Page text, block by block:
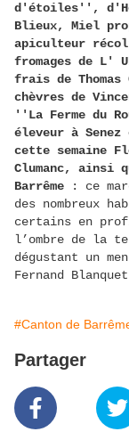
d'étoiles'',
Blieux, Miel
apiculteur
fromages de L'
frais de Thomas
chèvres de
''La Ferme du
éleveur à
cette semaine
Clumanc, ainsi
Barrême
: ce
des nombreux
certains en
l’ombre de la
dégustant un
Fernand Blanquet
#Canton de
Partager